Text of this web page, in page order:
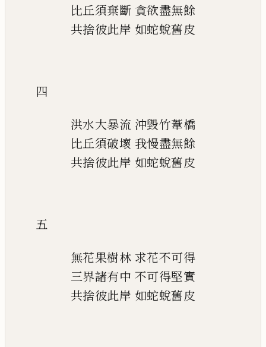
比丘須棄斷 貪欲盡無餘
共捨彼此岸 如蛇蛻舊皮
四
洪水大暴流 沖毀竹葦橋
比丘須破壞 我慢盡無餘
共捨彼此岸 如蛇蛻舊皮
五
無花果樹林 求花不可得
三界諸有中 不可得堅實
共捨彼此岸 如蛇蛻舊皮